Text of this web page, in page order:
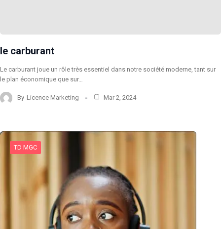
le carburant
Le carburant joue un rôle très essentiel dans notre société moderne, tant sur
le plan économique que sur…
By Licence Marketing Mar 2, 2024
TD MGC